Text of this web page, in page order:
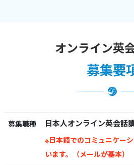
オンライン英
募集要
募集職種 日本人オンライン英会話
※日本語でのコミュニケー
います。（メールが基本）